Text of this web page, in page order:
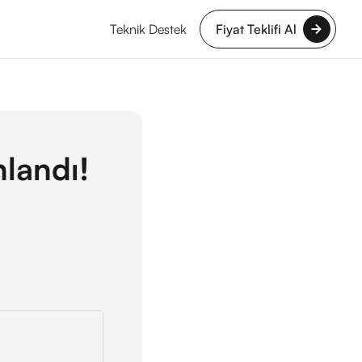
Teknik Destek Fiyat Teklifi Al